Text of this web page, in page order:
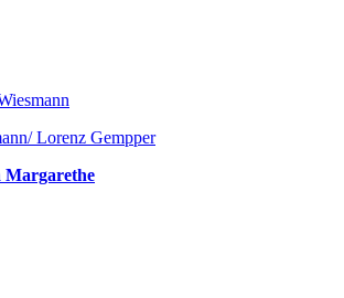
Lorenz Gempper
Margarethe